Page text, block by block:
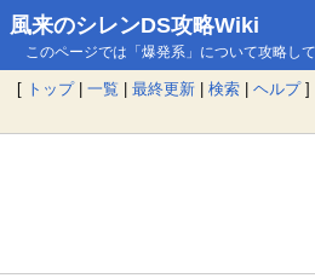
風来のシレンDS攻略Wiki
このページでは「爆発系」について攻略して
[ トップ| 一覧 | 最終更新 | 検索 | ヘルプ]